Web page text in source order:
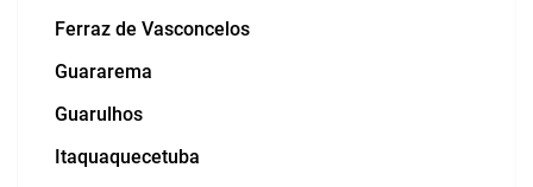
Ferraz de Vasconcelos
Guararema
Guarulhos
Itaquaquecetuba